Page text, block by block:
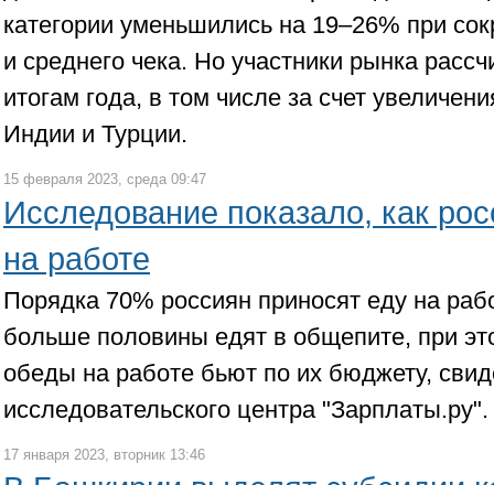
категории уменьшились на 19–26% при
и среднего чека. Но участники рынка
итогам года, в том числе за счет
Индии и Турции.
15 февраля 2023, среда 09:47
Исследование показало, как
на работе
Порядка 70% россиян приносят еду на
больше половины едят в общепите, при
обеды на работе бьют по их бюджету,
исследовательского центра "Зарплаты.ру".
17 января 2023, вторник 13:46